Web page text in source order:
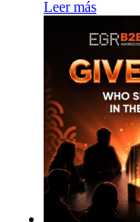
Leer más